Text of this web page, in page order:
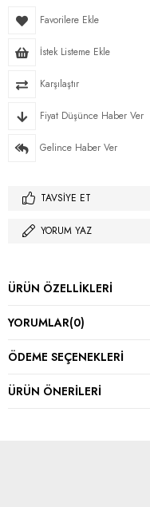
Favorilere Ekle
İstek Listeme Ekle
Karşılaştır
Fiyat Düşünce Haber Ver
Gelince Haber Ver
TAVSIYE ET
YORUM YAZ
ÜRÜN ÖZELLIKLERI
YORUMLAR(0)
ÖDEME SEÇENEKLERI
ÜRÜN ÖNERILERI